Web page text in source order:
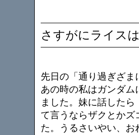
さすがにライス
先日の「通り過ぎざ
あの時の私はガンダ
ました。妹に話した
て言うならザクとか
た。うるさいやい、